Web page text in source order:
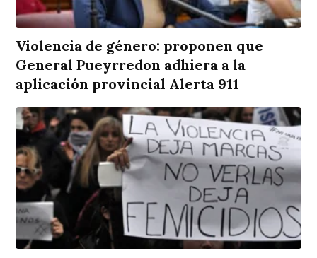
Violencia de género: proponen que
General Pueyrredon adhiera a la
aplicación provincial Alerta 911